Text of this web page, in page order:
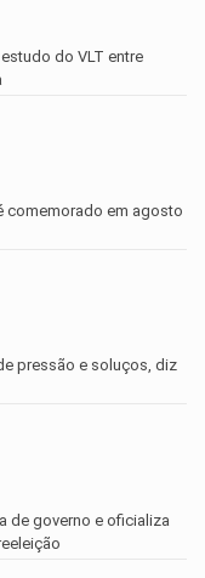
do VLT entre
comemorado em agosto
pressão e soluços, diz
de governo e oficializa